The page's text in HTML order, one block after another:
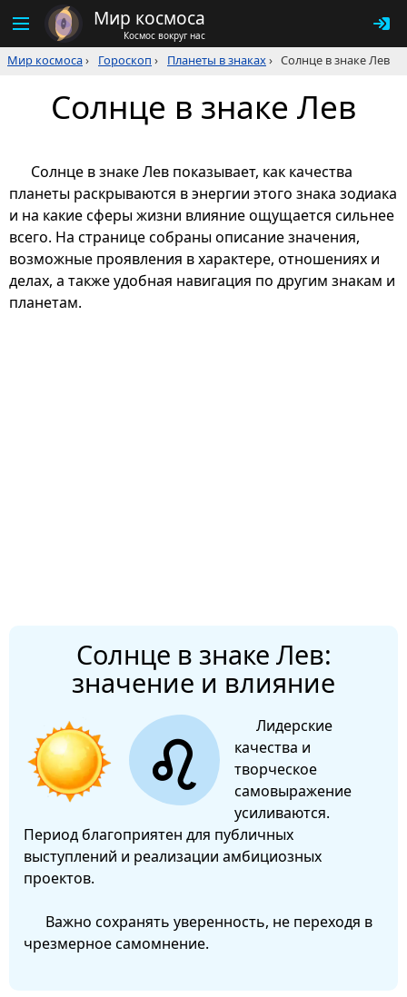
Мир космоса
Космос вокруг нас
Мир космоса› Гороскоп › Планеты в знаках› Солнце в знаке Лев
Солнце в знаке Лев
Солнце в знаке Лев показывает, как качества
планеты раскрываются в энергии этого знака зодиака
и на какие сферы жизни влияние ощущается сильнее
всего. На странице собраны описание значения,
возможные проявления в характере, отношениях и
делах, а также удобная навигация по другим знакам и
планетам.
Солнце в знаке Лев:
значение и влияние
Лидерские
качества и
творческое
самовыражение
усиливаются.
Период благоприятен для публичных
выступлений и реализации амбициозных
проектов.
Важно сохранять уверенность, не переходя в
чрезмерное самомнение.